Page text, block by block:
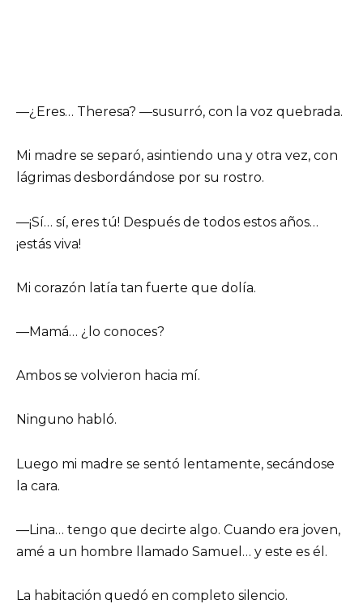
—¿Eres… Theresa? —susurró, con la voz quebrada.
Mi madre se separó, asintiendo una y otra vez, con
lágrimas desbordándose por su rostro.
—¡Sí… sí, eres tú! Después de todos estos años…
¡estás viva!
Mi corazón latía tan fuerte que dolía.
—Mamá… ¿lo conoces?
Ambos se volvieron hacia mí.
Ninguno habló.
Luego mi madre se sentó lentamente, secándose
la cara.
—Lina… tengo que decirte algo. Cuando era joven,
amé a un hombre llamado Samuel… y este es él.
La habitación quedó en completo silencio.